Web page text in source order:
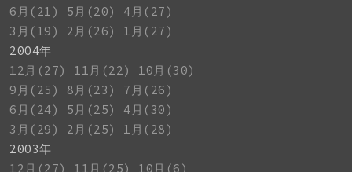
6月(21)
5月(20)
4月(27)
3月(19)
2月(26)
1月(27)
2004年
12月(27)
11月(22)
10月(30)
9月(25)
8月(23)
7月(26)
6月(24)
5月(25)
4月(30)
3月(29)
2月(25)
1月(28)
2003年
12月(27)
11月(25) 10月(6)